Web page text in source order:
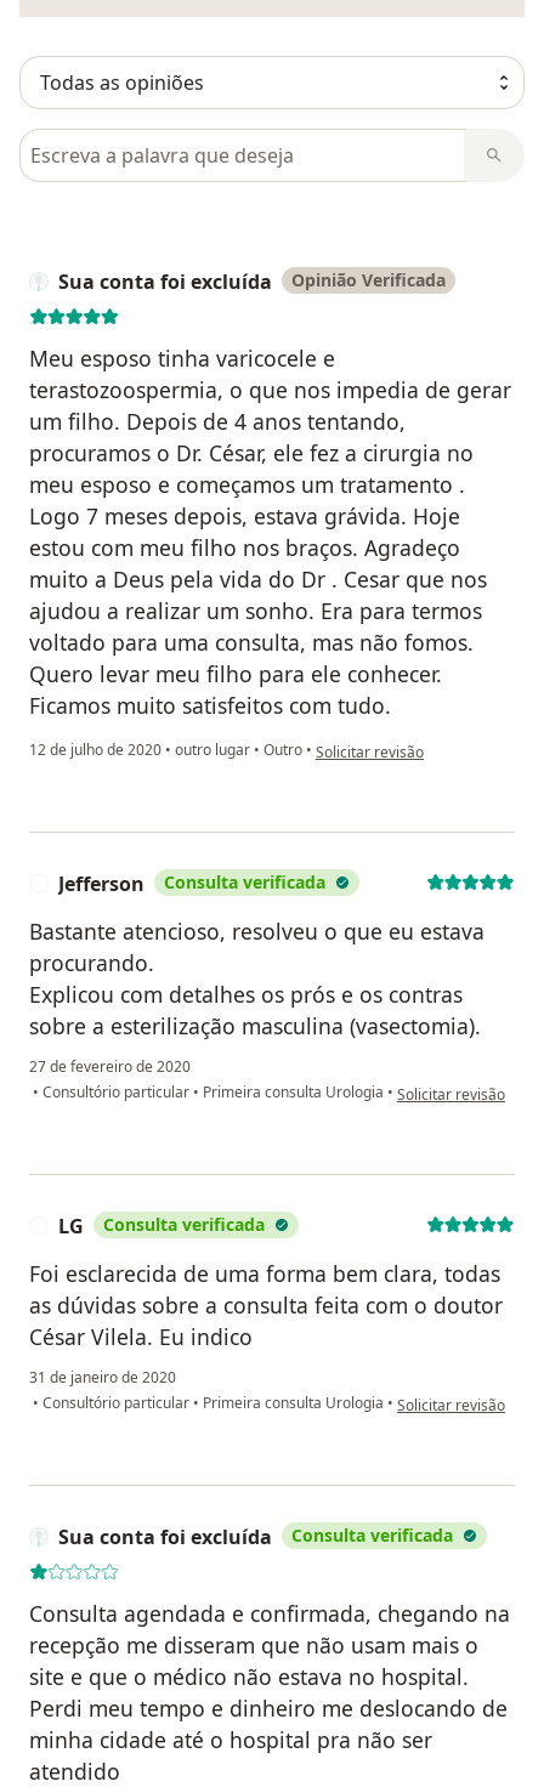
Pesquisar em opiniões
Sua conta foi excluída Opinião Verificada
Meu esposo tinha varicocele e
terastozoospermia, o que nos impedia de gerar
um filho. Depois de 4 anos tentando,
procuramos o Dr. César, ele fez a cirurgia no
meu esposo e começamos um tratamento .
Logo 7 meses depois, estava grávida. Hoje
estou com meu filho nos braços. Agradeço
muito a Deus pela vida do Dr . Cesar que nos
ajudou a realizar um sonho. Era para termos
voltado para uma consulta, mas não fomos.
Quero levar meu filho para ele conhecer.
Ficamos muito satisfeitos com tudo.
12 de julho de 2020 • outro lugar • Outro • na opinião do utilizador Sua
Solicitar revisão
Jefferson Consulta verificada
Bastante atencioso, resolveu o que eu estava
procurando.
Explicou com detalhes os prós e os contras
sobre a esterilização masculina (vasectomia).
27 de fevereiro de 2020
• Consultório particular • Primeira consulta Urologia • na opinião do
Solicitar revisão
LG Consulta verificada
Foi esclarecida de uma forma bem clara, todas
as dúvidas sobre a consulta feita com o doutor
César Vilela. Eu indico
31 de janeiro de 2020
• Consultório particular • Primeira consulta Urologia • na opinião do
Solicitar revisão
Sua conta foi excluída Consulta verificada
Consulta agendada e confirmada, chegando na
recepção me disseram que não usam mais o
site e que o médico não estava no hospital.
Perdi meu tempo e dinheiro me deslocando de
minha cidade até o hospital pra não ser
atendido